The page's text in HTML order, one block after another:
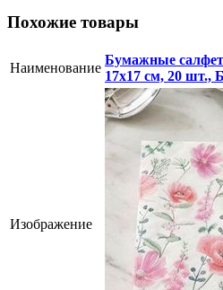
Похожие товары
Наименование
Бумажные
17х17 см, 20 шт.,
Изображение